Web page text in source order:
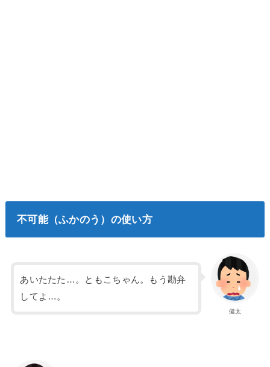
不可能（ふかのう）の使い方
健太
あいたたた…。ともこちゃん。もう勘弁
してよ…。